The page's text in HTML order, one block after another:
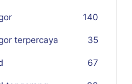
140
terpercaya 35
67